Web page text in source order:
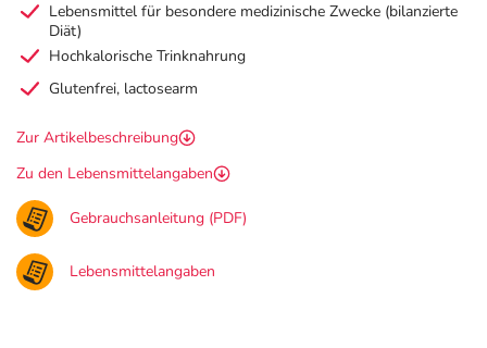
Lebensmittel für besondere medizinische Zwecke (bilanzierte
Diät)
Hochkalorische Trinknahrung
Glutenfrei, lactosearm
Zur Artikelbeschreibung
Zu den Lebensmittelangaben
Gebrauchsanleitung (PDF)
Lebensmittelangaben